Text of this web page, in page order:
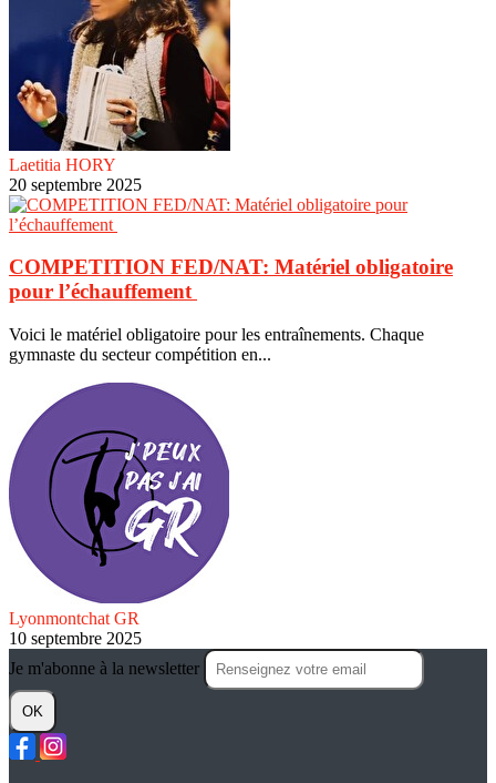
Laetitia HORY
20 septembre 2025
COMPETITION FED/NAT: Matériel obligatoire
pour l’échauffement
Voici le matériel obligatoire pour les entraînements. Chaque
gymnaste du secteur compétition en...
Lyonmontchat GR
10 septembre 2025
Je m'abonne à la newsletter
OK